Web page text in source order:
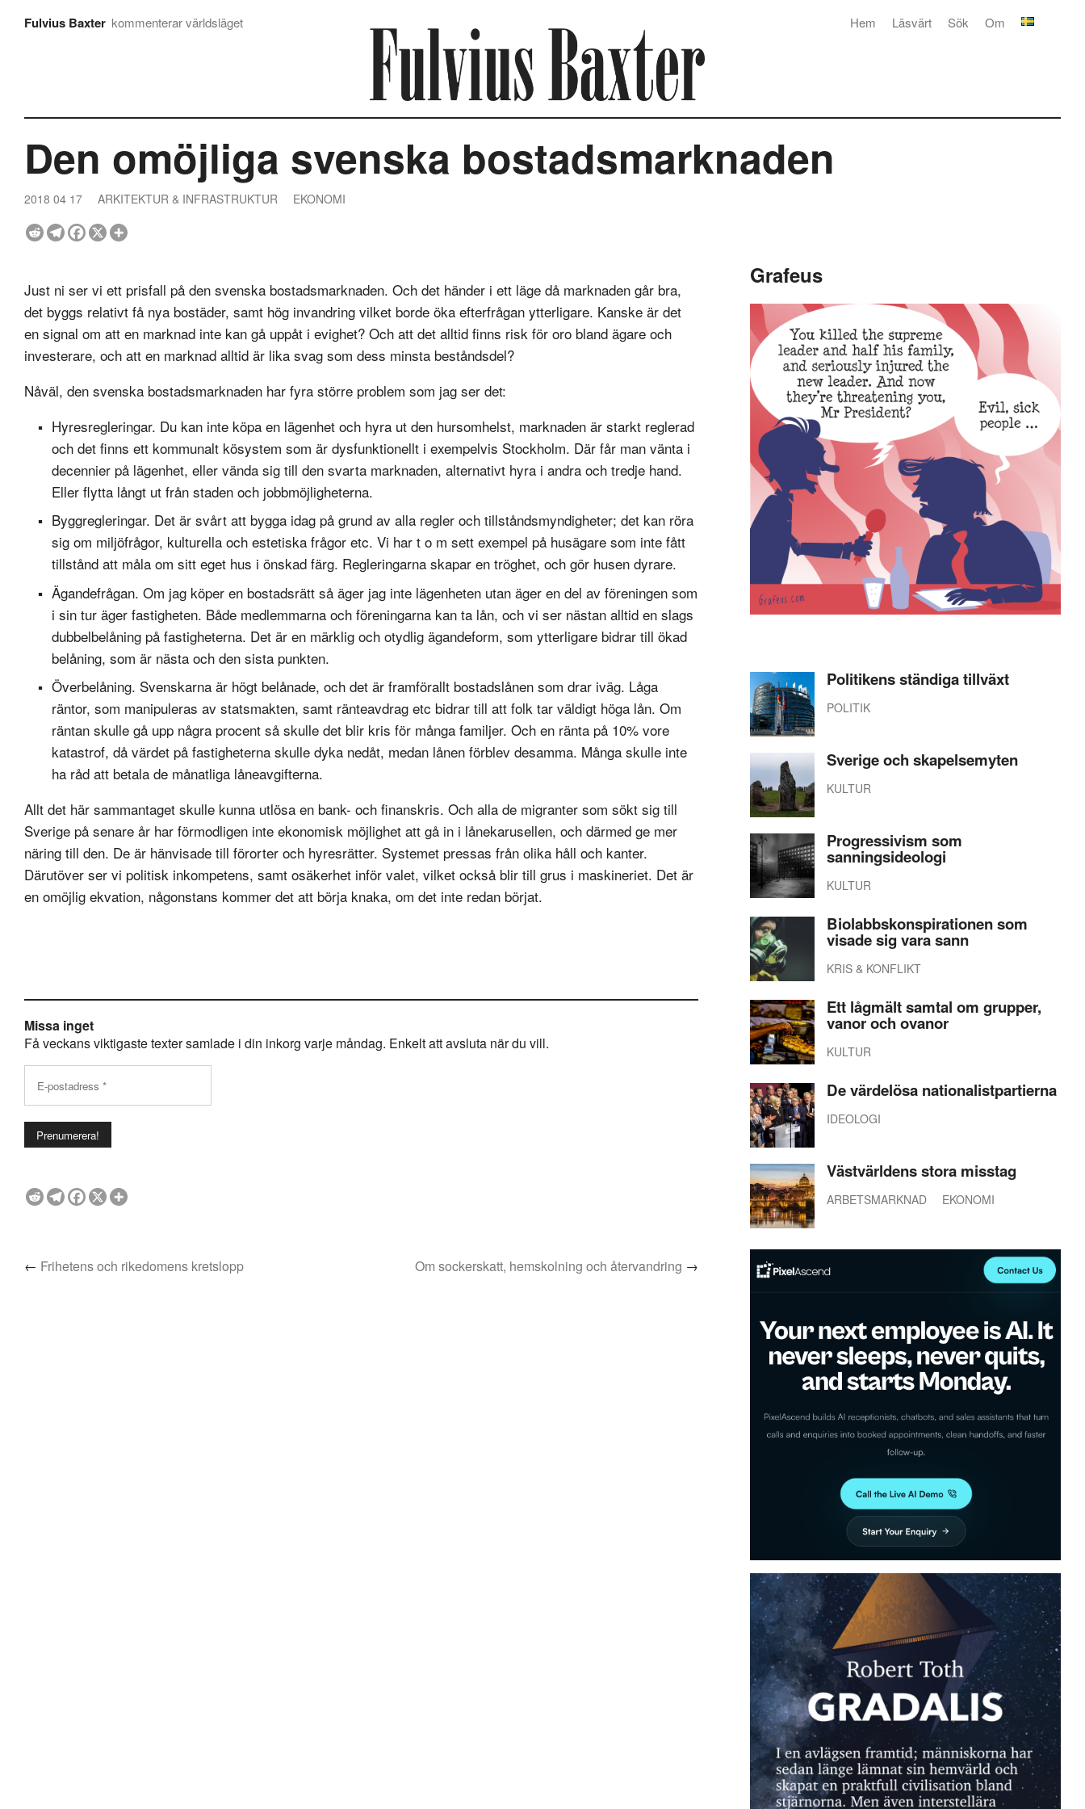
Fulvius Baxter kommenterar världsläget Om
Sök
Läsvärt
Hem
Den omöjliga svenska bostadsmarknaden
2018 04 17 ARKITEKTUR & INFRASTRUKTUR EKONOMI
Just ni ser vi ett prisfall på den svenska bostadsmarknaden. Och det händer i ett läge då marknaden går bra,
det byggs relativt få nya bostäder, samt hög invandring vilket borde öka efterfrågan ytterligare. Kanske är det
en signal om att en marknad inte kan gå uppåt i evighet? Och att det alltid finns risk för oro bland ägare och
investerare, och att en marknad alltid är lika svag som dess minsta beståndsdel?
Nåväl, den svenska bostadsmarknaden har fyra större problem som jag ser det:
Hyresregleringar. Du kan inte köpa en lägenhet och hyra ut den hursomhelst, marknaden är starkt reglerad
och det finns ett kommunalt kösystem som är dysfunktionellt i exempelvis Stockholm. Där får man vänta i
decennier på lägenhet, eller vända sig till den svarta marknaden, alternativt hyra i andra och tredje hand.
Eller flytta långt ut från staden och jobbmöjligheterna.
Byggregleringar. Det är svårt att bygga idag på grund av alla regler och tillståndsmyndigheter; det kan röra
sig om miljöfrågor, kulturella och estetiska frågor etc. Vi har t o m sett exempel på husägare som inte fått
tillstånd att måla om sitt eget hus i önskad färg. Regleringarna skapar en tröghet, och gör husen dyrare.
Ägandefrågan. Om jag köper en bostadsrätt så äger jag inte lägenheten utan äger en del av föreningen som
i sin tur äger fastigheten. Både medlemmarna och föreningarna kan ta lån, och vi ser nästan alltid en slags
dubbelbelåning på fastigheterna. Det är en märklig och otydlig ägandeform, som ytterligare bidrar till ökad
belåning, som är nästa och den sista punkten.
Överbelåning. Svenskarna är högt belånade, och det är framförallt bostadslånen som drar iväg. Låga
räntor, som manipuleras av statsmakten, samt ränteavdrag etc bidrar till att folk tar väldigt höga lån. Om
räntan skulle gå upp några procent så skulle det blir kris för många familjer. Och en ränta på 10% vore
katastrof, då värdet på fastigheterna skulle dyka nedåt, medan lånen förblev desamma. Många skulle inte
ha råd att betala de månatliga låneavgifterna.
Allt det här sammantaget skulle kunna utlösa en bank- och finanskris. Och alla de migranter som sökt sig till
Sverige på senare år har förmodligen inte ekonomisk möjlighet att gå in i lånekarusellen, och därmed ge mer
näring till den. De är hänvisade till förorter och hyresrätter. Systemet pressas från olika håll och kanter.
Därutöver ser vi politisk inkompetens, samt osäkerhet inför valet, vilket också blir till grus i maskineriet. Det är
en omöjlig ekvation, någonstans kommer det att börja knaka, om det inte redan börjat.
Missa inget
Få veckans viktigaste texter samlade i din inkorg varje måndag. Enkelt att avsluta när du vill.
← Frihetens och rikedomens kretslopp Om sockerskatt, hemskolning och återvandring →
Grafeus
Politikens ständiga tillväxt
POLITIK
Sverige och skapelsemyten
KULTUR
Progressivism som
sanningsideologi
KULTUR
Biolabbskonspirationen som
visade sig vara sann
KRIS & KONFLIKT
Ett lågmält samtal om grupper,
vanor och ovanor
KULTUR
De värdelösa nationalistpartierna
IDEOLOGI
Västvärldens stora misstag
ARBETSMARKNAD EKONOMI